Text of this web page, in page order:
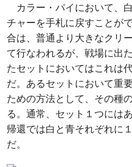
カラー・パイにおいて、
チャーを手札に戻すことが
合は、普通より大きなクリ
て行なわれるが、戦場に出
たセットにおいてはこれは
だ。あるセットにおいて重
ための方法として、その種
る。通常、セット１つには
帰還では白と青それぞれに
だ。